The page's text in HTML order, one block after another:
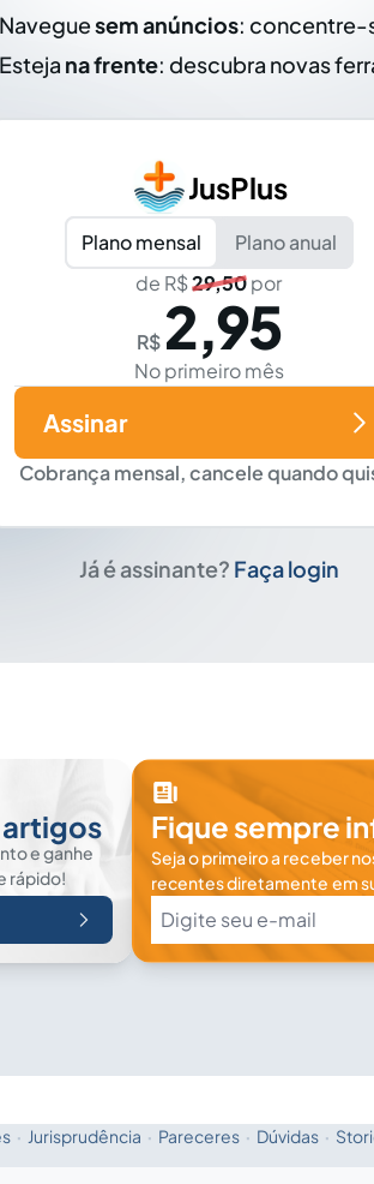
sem anúncios: concentre-
Esteja na frente: descubra novas
JusPlus
Plano mensal
Plano anual
de R$29,50por
R$ 2,95
No primeiro mês
Cobrança mensal, cancele quando
Assinar
Já é assinante? Faça login
artigos
e ganhe
rápido!
Fique sempre
Seja o primeiro a receber
recentes diretamente em
· Jurisprudência · Pareceres · Dúvidas ·